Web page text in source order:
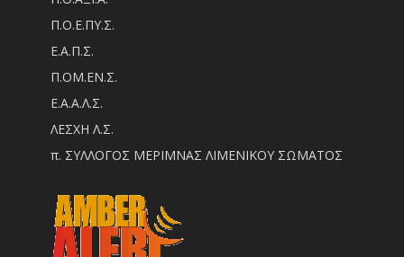
Π.Ο.Ε.ΠΥ.Σ.
Ε.Α.Π.Σ.
Π.ΟM.EN.Σ.
Ε.Α.Α.Λ.Σ.
ΛΕΣΧΗ Λ.Σ.
π. ΣΥΛΛΟΓΟΣ ΜΕΡΙΜΝΑΣ ΛΙΜΕΝΙΚΟΥ ΣΩΜΑΤΟΣ